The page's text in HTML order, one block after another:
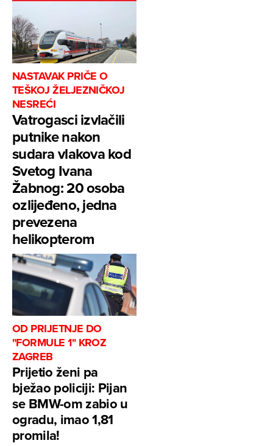
NASTAVAK PRIČE O
TEŠKOJ ŽELJEZNIČKOJ
NESREĆI
Vatrogasci izvlačili
putnike nakon
sudara vlakova kod
Svetog Ivana
Žabnog: 20 osoba
ozlijeđeno, jedna
prevezena
helikopterom
OD PRIJETNJE DO
"FORMULE 1" KROZ
ZAGREB
Prijetio ženi pa
bježao policiji: Pijan
se BMW-om zabio u
ogradu, imao 1,81
promila!